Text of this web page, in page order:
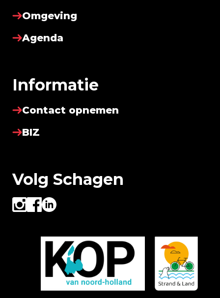
Omgeving
Agenda
Informatie
Contact opnemen
BIZ
Volg Schagen